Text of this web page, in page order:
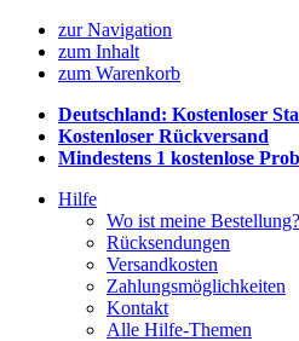
zur Navigation
zum Inhalt
zum Warenkorb
Deutschland: Kostenloser
Kostenloser Rückversand
Mindestens 1 kostenlose
Hilfe
Wo ist meine Bestellung?
Rücksendungen
Versandkosten
Zahlungsmöglichkeiten
Kontakt
Alle Hilfe-Themen